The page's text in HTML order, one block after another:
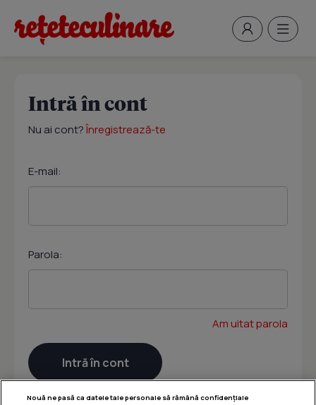
Intră în cont
Nu ai cont?Înregistrează-te
E-mail:
Parola:
Am uitat parola
Nouă ne pasă ca datele tale personale să rămână confidențiale